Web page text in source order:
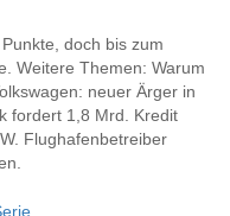
doch bis zum
Weitere Themen: Warum
neuer Ärger in
fordert 1,8 Mrd. Kredit
Flughafenbetreiber